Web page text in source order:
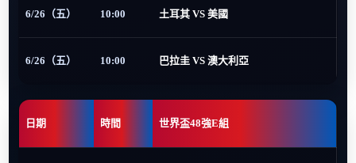
6/26（五） 10:00 土耳其 VS 美國
6/26（五） 10:00 巴拉圭 VS 澳大利亞
日期 時間 世界盃48強E組